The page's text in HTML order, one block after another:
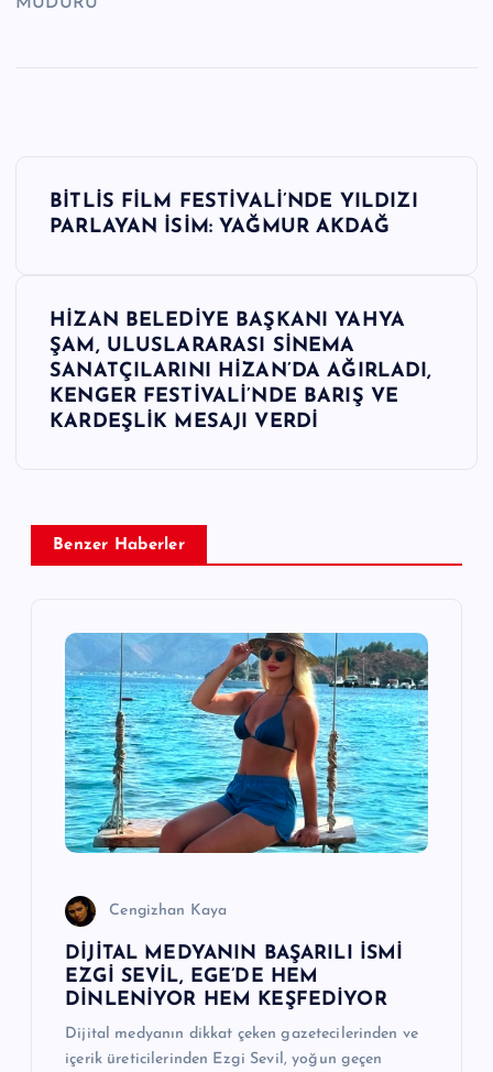
BİTLİS FİLM FESTİVALİ’NDE YILDIZI
PARLAYAN İSİM: YAĞMUR AKDAĞ
HİZAN BELEDİYE BAŞKANI YAHYA
ŞAM, ULUSLARARASI SİNEMA
SANATÇILARINI HİZAN’DA AĞIRLADI,
KENGER FESTİVALİ’NDE BARIŞ VE
KARDEŞLİK MESAJI VERDİ
Benzer Haberler
Cengizhan Kaya
DİJİTAL MEDYANIN BAŞARILI İSMİ
EZGİ SEVİL, EGE’DE HEM
DİNLENİYOR HEM KEŞFEDİYOR
Dijital medyanın dikkat çeken gazetecilerinden ve
içerik üreticilerinden Ezgi Sevil, yoğun geçen